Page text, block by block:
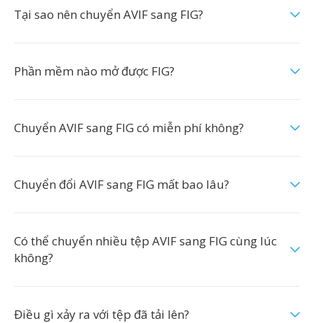
Tại sao nên chuyển AVIF sang FIG?
Phần mềm nào mở được FIG?
Chuyển AVIF sang FIG có miễn phí không?
Chuyển đổi AVIF sang FIG mất bao lâu?
Có thể chuyển nhiều tệp AVIF sang FIG cùng lúc
không?
Điều gì xảy ra với tệp đã tải lên?